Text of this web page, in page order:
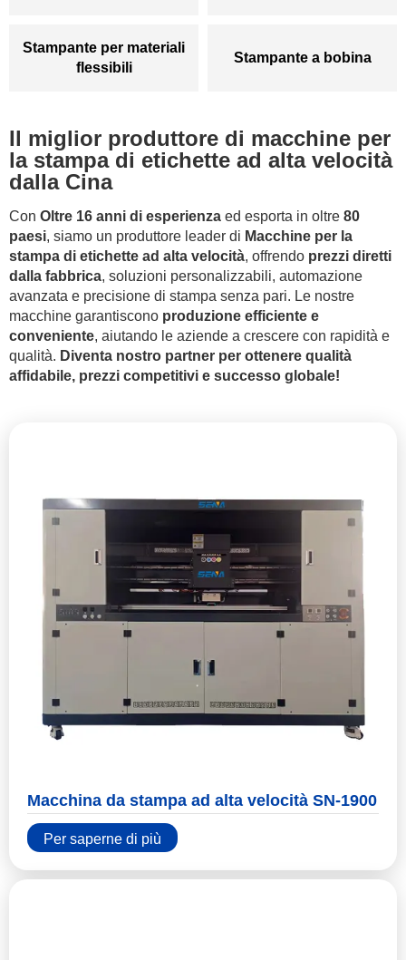
Stampante per materiali
flessibili
Stampante a bobina
Il miglior produttore di macchine per
la stampa di etichette ad alta velocità
dalla Cina
Con Oltre 16 anni di esperienza ed esporta in oltre 80
paesi, siamo un produttore leader di Macchine per la
stampa di etichette ad alta velocità, offrendo prezzi diretti
dalla fabbrica, soluzioni personalizzabili, automazione
avanzata e precisione di stampa senza pari. Le nostre
macchine garantiscono produzione efficiente e
conveniente, aiutando le aziende a crescere con rapidità e
qualità. Diventa nostro partner per ottenere qualità
affidabile, prezzi competitivi e successo globale!
Macchina da stampa ad alta velocità SN-1900
Per saperne di più